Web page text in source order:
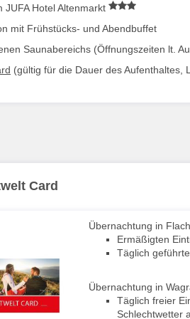
Hotel Altenmarkt
mit Frühstücks- und Abendbuffet
Saunabereichs (Öffnungszeiten lt.
(gültig für die Dauer des Aufenthaltes,
Card
Übernachtung in
Ermäßigten
Täglich
Übernachtung in
Täglich freier
Schlechtwetter